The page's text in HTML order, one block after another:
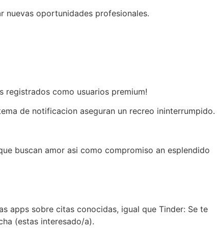
nuevas oportunidades profesionales.
registrados como usuarios premium!
de notificacion aseguran un recreo ininterrumpido.
buscan amor asi­ como compromiso an esplendido
apps sobre citas conocidas, igual que Tinder: Se te
(estas interesado/a).